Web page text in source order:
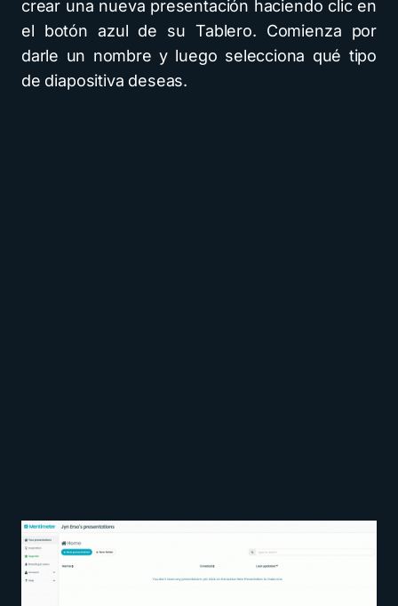
crear una nueva presentación haciendo clic en
el botón azul de su Tablero. Comienza por
darle un nombre y luego selecciona qué tipo
de diapositiva deseas.